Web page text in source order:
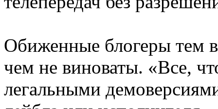
Обиженные блогеры тем
чем не виноваты. «Все,
легальными